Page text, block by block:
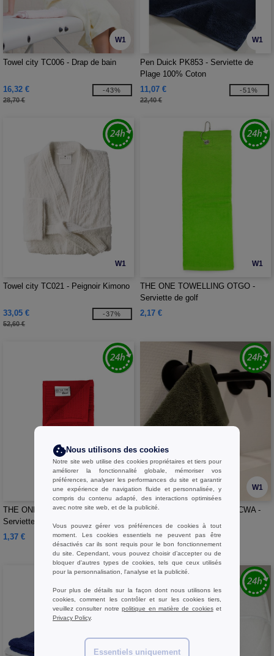
W1
Towel city TC006 - Drap de bain
16,32 €
28,70 €
-43%
W1
Pen Duick PK853 - Serviette de
Plage 100% Coton
11,07 €
22,40 €
-51%
W1
Towel city TC021 - Peignoir Kimono
33,05 €
52,60 €
-37%
W1
THE ONE TOWELLING OTGO -
Serviette de golf
2,17 €
W1
THE ONE TOWELLING OTC30 -
Serviette pour invités Classic
1,37 €
W1
THE ONE TOWELLING OTCWA -
Gant de toilette Classic
0,76 €
Nous utilisons des cookies
Notre site web utilise des cookies propriétaires et tiers pour
améliorer la fonctionnalité globale, mémoriser vos
préférences, analyser les performances du site et garantir
une expérience de navigation fluide et personnalisée, y
compris du contenu adapté, des interactions optimisées
avec notre site web, et de la publicité.
Vous pouvez gérer vos préférences de cookies à tout
moment. Les cookies essentiels ne peuvent pas être
désactivés car ils sont requis pour le bon fonctionnement
du site. Cependant, vous pouvez choisir d’accepter ou de
bloquer d'autres types de cookies, tels que ceux utilisés
pour la personnalisation, l'analyse et la publicité.
Pour plus de détails sur la façon dont nous utilisons les
cookies, comment les contrôler et sur les cookies tiers,
veuillez consulter notrepolitique en matière de cookieset
Privacy Policy.
Essentiels uniquement